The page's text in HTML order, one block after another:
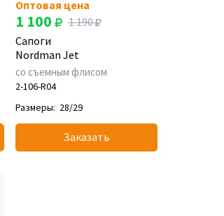
Оптовая цена
1 100
1 190
Сапоги
Nordman Jet
со съемным флисом
2-106-R04
Размеры: 28/29
Заказать